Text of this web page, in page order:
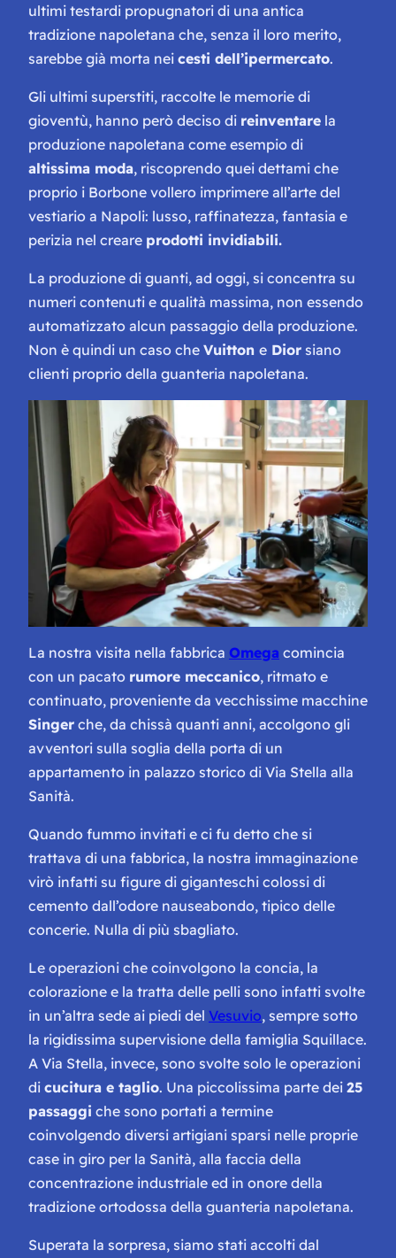
ultimi testardi propugnatori di una antica
tradizione napoletana che, senza il loro merito,
sarebbe già morta nei cesti dell’ipermercato.
Gli ultimi superstiti, raccolte le memorie di
gioventù, hanno però deciso di reinventare la
produzione napoletana come esempio di
altissima moda, riscoprendo quei dettami che
proprio i Borbone vollero imprimere all’arte del
vestiario a Napoli: lusso, raffinatezza, fantasia e
perizia nel creare prodotti invidiabili.
La produzione di guanti, ad oggi, si concentra su
numeri contenuti e qualità massima, non essendo
automatizzato alcun passaggio della produzione.
Non è quindi un caso che Vuitton e Dior siano
clienti proprio della guanteria napoletana.
La nostra visita nella fabbrica Omega comincia
con un pacato rumore meccanico, ritmato e
continuato, proveniente da vecchissime macchine
Singer che, da chissà quanti anni, accolgono gli
avventori sulla soglia della porta di un
appartamento in palazzo storico di Via Stella alla
Sanità.
Quando fummo invitati e ci fu detto che si
trattava di una fabbrica, la nostra immaginazione
virò infatti su figure di giganteschi colossi di
cemento dall’odore nauseabondo, tipico delle
concerie. Nulla di più sbagliato.
Le operazioni che coinvolgono la concia, la
colorazione e la tratta delle pelli sono infatti svolte
in un’altra sede ai piedi del Vesuvio, sempre sotto
la rigidissima supervisione della famiglia Squillace.
A Via Stella, invece, sono svolte solo le operazioni
di cucitura e taglio. Una piccolissima parte dei 25
passaggi che sono portati a termine
coinvolgendo diversi artigiani sparsi nelle proprie
case in giro per la Sanità, alla faccia della
concentrazione industriale ed in onore della
tradizione ortodossa della guanteria napoletana.
Superata la sorpresa, siamo stati accolti dal